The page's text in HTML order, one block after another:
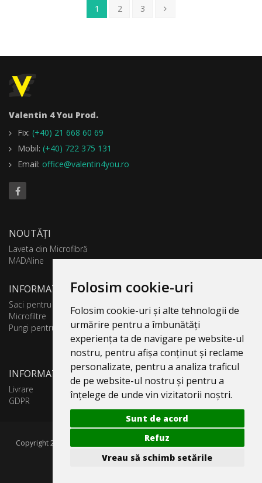
Folosim cookie-uri
Folosim cookie-uri și alte tehnologii de
urmărire pentru a îmbunătăți
experiența ta de navigare pe website-ul
nostru, pentru afișa conținut și reclame
personalizate, pentru a analiza traficul
de pe website-ul nostru și pentru a
înțelege de unde vin vizitatorii noștri.
Sunt de acord
Refuz
Vreau să schimb setările
1 2 3
Valentin 4 You Prod.
Fix: (+40) 21 668 60 69
Mobil: (+40) 722 375 131
Email: office@valentin4you.ro
NOUTĂȚI
Laveta din Microfibră
MADAline
INFORMATII PRODUSE
Saci pentru aspirator
Microfiltre
Pungi pentru colectare praf
INFORMATII UTILE
Livrare
GDPR
Copyright 2005-2026 Valentin 4 You Prod, CUI: RO1579181, Reg. Com.
J40/10818/1992. Toate drepturile rezervate.
Politica de Confidentialitate